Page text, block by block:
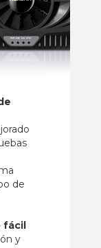
de
y